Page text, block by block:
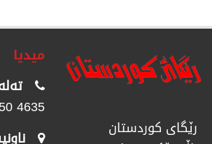
رێگای كوردستان
میدیا
4635 750 964+